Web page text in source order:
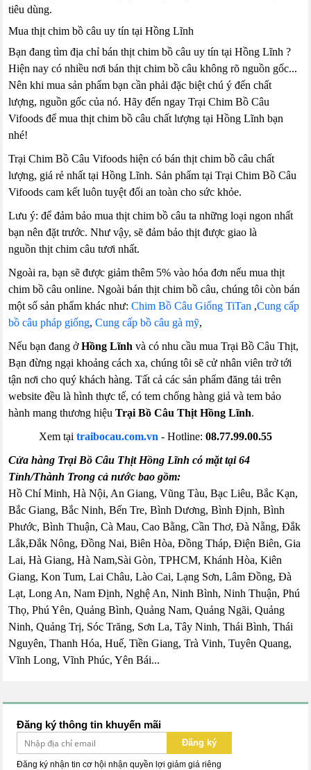
tiêu dùng.
Mua thịt chim bồ câu uy tín tại Hồng Lĩnh
Bạn đang tìm địa chỉ bán thịt chim bồ câu uy tín tại Hồng Lĩnh ?
Hiện nay có nhiều nơi bán thịt chim bồ câu không rõ nguồn gốc...
Nên khi mua sản phẩm bạn cần phải đặc biệt chú ý đến chất
lượng, nguồn gốc của nó. Hãy đến ngay Trại Chim Bồ Câu
Vifoods để mua thịt chim bồ câu chất lượng tại Hồng Lĩnh bạn
nhé!
Trại Chim Bồ Câu Vifoods hiện có bán thịt chim bồ câu chất
lượng, giá rẻ nhất tại Hồng Lĩnh. Sản phẩm tại Trại Chim Bồ Câu
Vifoods cam kết luôn tuyệt đối an toàn cho sức khỏe.
Lưu ý: để đảm bảo mua thịt chim bồ câu ta những loại ngon nhất
bạn nên đặt trước. Như vậy, sẽ đảm bảo thịt được giao là
nguồn thịt chim câu tươi nhất.
Ngoài ra, bạn sẽ được giảm thêm 5% vào hóa đơn nếu mua thịt
chim bồ câu online. Ngoài bán thịt chim bồ câu, chúng tôi còn bán
một số sản phẩm khác như:Chim Bồ Câu Giống TiTan ,Cung cấp
bồ câu pháp giống,Cung cấp bồ câu gà mỹ,
Nếu bạn đang ởHồng Lĩnh và có nhu cầu mua Trại Bồ Câu Thịt,
Bạn đừng ngại khoảng cách xa, chúng tôi sẽ cử nhân viên trở tới
tận nơi cho quý khách hàng. Tất cả các sản phẩm đăng tải trên
website đều là hình thực tế, có tem chống hàng giả và tem bảo
hành mang thương hiệuTrại Bồ Câu Thịt Hồng Lĩnh.
Xem tại traibocau.com.vn - Hotline: 08.77.99.00.55
Cửa hàng Trại Bồ Câu Thịt Hồng Lĩnh có mặt tại 64
Tỉnh/Thành Trong cả nước bao gồm:
Hồ Chí Minh, Hà Nội, An Giang, Vũng Tàu, Bạc Liêu, Bắc Kạn,
Bắc Giang, Bắc Ninh, Bến Tre, Bình Dương, Bình Định, Bình
Phước, Bình Thuận, Cà Mau, Cao Bằng, Cần Thơ, Đà Nẵng, Đắk
Lắk,Đắk Nông, Đồng Nai, Biên Hòa, Đồng Tháp, Điện Biên, Gia
Lai, Hà Giang, Hà Nam,Sài Gòn, TPHCM, Khánh Hòa, Kiên
Giang, Kon Tum, Lai Châu, Lào Cai, Lạng Sơn, Lâm Đồng, Đà
Lạt, Long An, Nam Định, Nghệ An, Ninh Bình, Ninh Thuận, Phú
Thọ, Phú Yên, Quảng Bình, Quảng Nam, Quảng Ngãi, Quảng
Ninh, Quảng Trị, Sóc Trăng, Sơn La, Tây Ninh, Thái Bình, Thái
Nguyên, Thanh Hóa, Huế, Tiền Giang, Trà Vinh, Tuyên Quang,
Vĩnh Long, Vĩnh Phúc, Yên Bái...
Đăng ký thông tin khuyến mãi
Đăng ký
Đăng ký nhận tin cơ hội nhận quyền lợi giảm giá riêng